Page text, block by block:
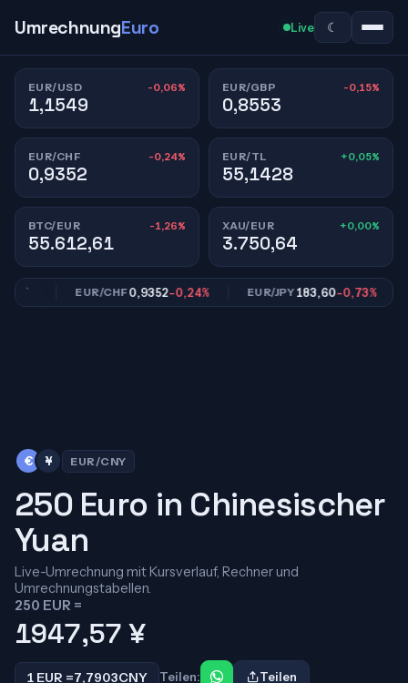
UmrechnungEuro Live ☾
EUR/USD -0,06%
1,1549
EUR/GBP -0,15%
0,8553
EUR/CHF -0,24%
0,9352
EUR/TL +0,05%
55,1428
BTC/EUR -1,26%
55.612,61
XAU/EUR +0,00%
3.750,64
EUR/CHF0,9352-0,24% EUR/JPY183,60-0,73%
€ ¥ EUR/CNY
250 Euro in Chinesischer
Yuan
Live-Umrechnung mit Kursverlauf, Rechner und
Umrechnungstabellen.
250 EUR =
1947,57 ¥
1 EUR =7,7903CNY Teilen: Teilen